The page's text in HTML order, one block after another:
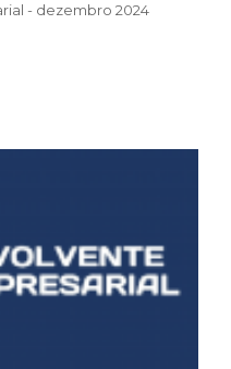
- dezembro 2024